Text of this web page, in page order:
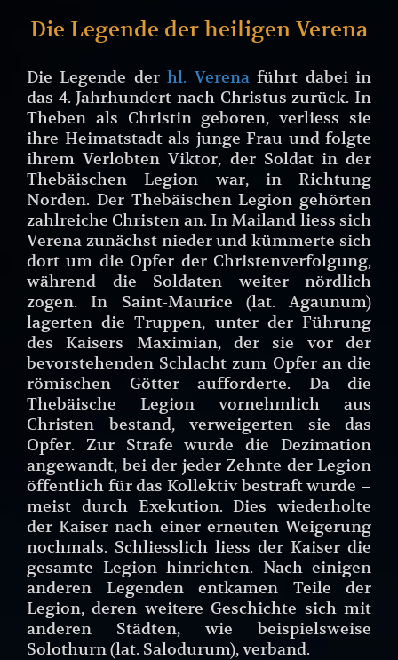
Die Legende der heiligen Verena
Die Legende derhl. Verenaführt dabei in
das 4. Jahrhundert nach Christus zurück. In
Theben als Christin geboren, verliess sie
ihre Heimatstadt als junge Frau und folgte
ihrem Verlobten Viktor, der Soldat in der
Thebäischen Legion war, in Richtung
Norden. Der Thebäischen Legion gehörten
zahlreiche Christen an. In Mailand liess sich
Verena zunächst nieder und kümmerte sich
dort um die Opfer der Christenverfolgung,
während die Soldaten weiter nördlich
zogen. In Saint-Maurice (lat. Agaunum)
lagerten die Truppen, unter der Führung
des Kaisers Maximian, der sie vor der
bevorstehenden Schlacht zum Opfer an die
römischen Götter aufforderte. Da die
Thebäische Legion vornehmlich aus
Christen bestand, verweigerten sie das
Opfer. Zur Strafe wurde die Dezimation
angewandt, bei der jeder Zehnte der Legion
öffentlich für das Kollektiv bestraft wurde –
meist durch Exekution. Dies wiederholte
der Kaiser nach einer erneuten Weigerung
nochmals. Schliesslich liess der Kaiser die
gesamte Legion hinrichten. Nach einigen
anderen Legenden entkamen Teile der
Legion, deren weitere Geschichte sich mit
anderen Städten, wie beispielsweise
Solothurn (lat. Salodurum), verband.